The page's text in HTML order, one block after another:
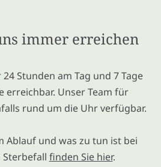
immer erreichen
Stunden am Tag und 7 Tage
erreichbar. Unser Team für
rund um die Uhr verfügbar.
Ablauf und was zu tun ist bei
finden Sie hier.